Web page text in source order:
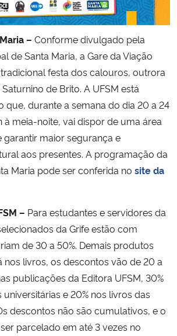
– Conforme divulgado pela
de Santa Maria, a Gare da Viação
festa dos calouros, outrora
de Brito. A UFSM está
que, durante a semana do dia 20 a 24
à meia-noite, vai dispor de uma área
maior segurança e
aos presentes. A programação da
Maria pode ser conferida no site da
– Para estudantes e servidores da
da Grife estão com
de 30 a 50%. Demais produtos
nos livros, os descontos vão de 20 a
publicações da Editora UFSM, 30%
e 20% nos livros das
descontos não são cumulativos, e o
parcelado em até 3 vezes no